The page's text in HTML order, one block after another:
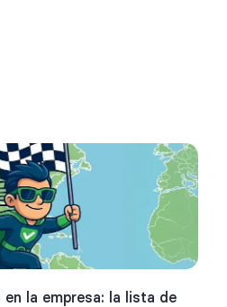
en la empresa: la lista de